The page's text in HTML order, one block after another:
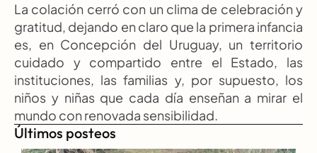
La colación cerró con un clima de celebración y
gratitud, dejando en claro que la primera infancia
es, en Concepción del Uruguay, un territorio
cuidado y compartido entre el Estado, las
instituciones, las familias y, por supuesto, los
niños y niñas que cada día enseñan a mirar el
mundo con renovada sensibilidad.
Últimos posteos